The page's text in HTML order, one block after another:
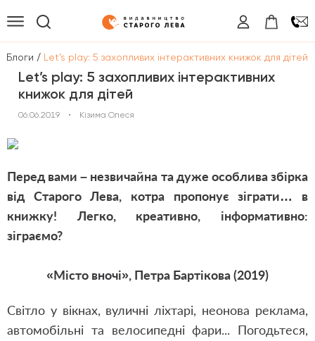
Блоги / Let’s play: 5 захопливих інтерактивних книжок для дітей
Let’s play: 5 захопливих інтерактивних
книжок для дітей
06.06.2019 • Кізима Олеся
Перед вами – незвичайна та дуже особлива збірка
від Старого Лева, котра пропонує зіграти… в
книжку! Легко, креативно, інформативно:
зіграємо?
«Місто вночі», Петра Бартікова (2019)
Світло у вікнах, вуличні ліхтарі, неонова реклама,
автомобільні та велосипедні фари... Погодьтеся,